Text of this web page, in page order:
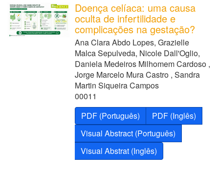
Doença celíaca: uma causa
oculta de infertilidade e
complicações na gestação?
Ana Clara Abdo Lopes, Grazielle
Malca Sepulveda, Nicole Dall'Oglio,
Daniela Medeiros Milhomem Cardoso ,
Jorge Marcelo Mura Castro , Sandra
Martin Siqueira Campos
00011
PDF (Português)
PDF (Inglês)
Visual Abstract (Português)
Visual Abstrat (Inglês)